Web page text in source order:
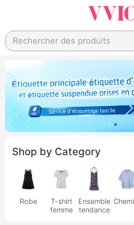
Rechercher des produits
Shop by Category
Robe
T-shirt
femme
Ensemble
tendance